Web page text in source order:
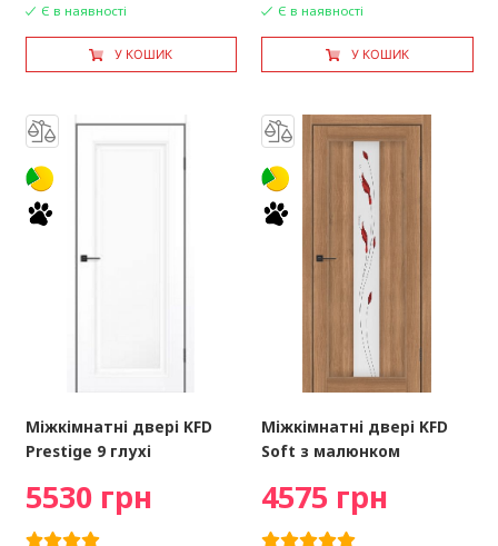
Є в наявності
У КОШИК
Є в наявності
У КОШИК
Міжкімнатні двері KFD
Prestige 9 глухі
5530 грн
Міжкімнатні двері KFD
Soft з малюнком
4575 грн